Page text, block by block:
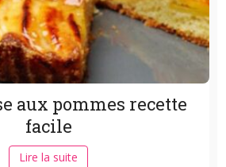
aux pommes recette
facile
Lire la suite